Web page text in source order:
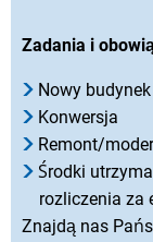
Zadania i
Nowy budynek
Konwersja
Remont/
Środki
rozliczenia za
Znajdą nas